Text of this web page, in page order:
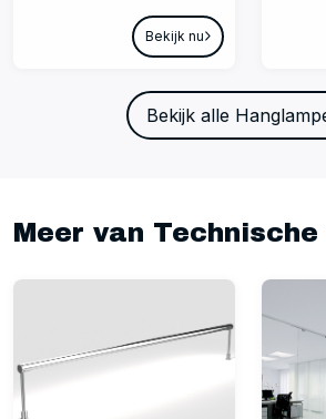
Bekijk nu
Bekijk alle
Meer van